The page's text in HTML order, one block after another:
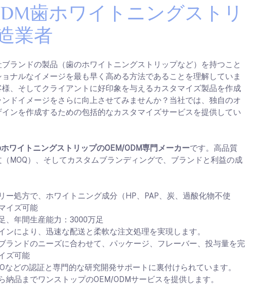
歯ホワイトニングストリ
業者
ランドの製品（歯のホワイトニングストリップなど）を持つこと
ナルなイメージを最も早く高める方法であることを理解していま
、そしてクライアントに好印象を与えるカスタマイズ製品を作成
ドイメージをさらに向上させてみませんか？当社では、独自のオ
ンを作成するための包括的なカスタマイズサービスを提供してい
ワイトニングストリップのOEM/ODM専門メーカーです。高品質
MOQ）、そしてカスタムブランディングで、ブランドと利益の成
ー処方で、ホワイトニング成分（HP、PAP、炭、過酸化物不使
イズ可能
、年間生産能力：3000万足
ンにより、迅速な配送と柔軟な注文処理を実現します。
ランドのニーズに合わせて、パッケージ、フレーバー、投与量を完
ズ可能
などの認証と専門的な研究開発サポートに裏付けられています。
納品までワンストップのOEM/ODMサービスを提供します。